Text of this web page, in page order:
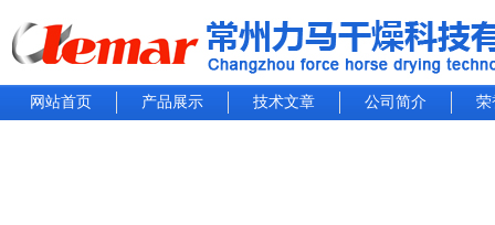
网站首页 产品展示 技术文章 公司简介 荣